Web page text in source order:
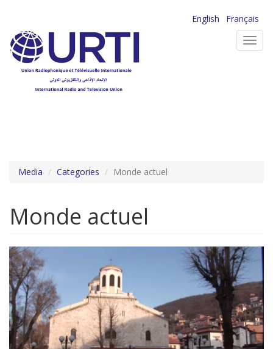
contenu
principal
English
Français
Media Categories Monde actuel
Monde actuel